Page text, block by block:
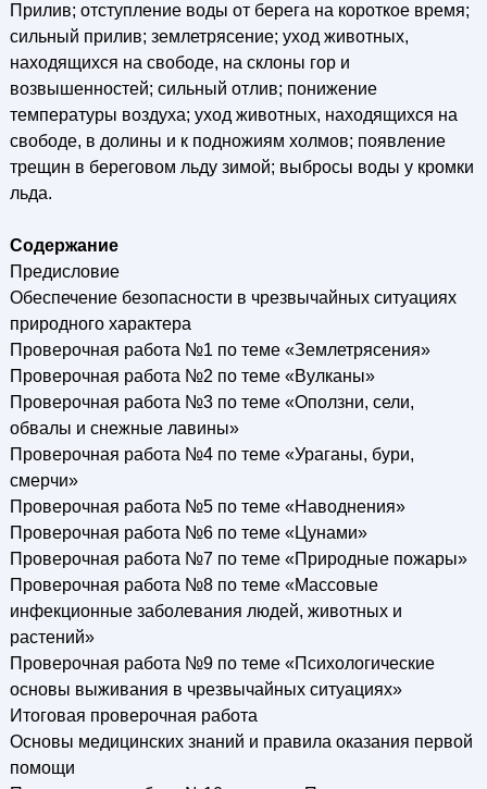
Прилив; отступление воды от берега на короткое время;
сильный прилив; землетрясение; уход животных,
находящихся на свободе, на склоны гор и
возвышенностей; сильный отлив; понижение
температуры воздуха; уход животных, находящихся на
свободе, в долины и к подножиям холмов; появление
трещин в береговом льду зимой; выбросы воды у кромки
льда.
Содержание
Предисловие
Обеспечение безопасности в чрезвычайных ситуациях
природного характера
Проверочная работа №1 по теме «Землетрясения»
Проверочная работа №2 по теме «Вулканы»
Проверочная работа №3 по теме «Оползни, сели,
обвалы и снежные лавины»
Проверочная работа №4 по теме «Ураганы, бури,
смерчи»
Проверочная работа №5 по теме «Наводнения»
Проверочная работа №6 по теме «Цунами»
Проверочная работа №7 по теме «Природные пожары»
Проверочная работа №8 по теме «Массовые
инфекционные заболевания людей, животных и
растений»
Проверочная работа №9 по теме «Психологические
основы выживания в чрезвычайных ситуациях»
Итоговая проверочная работа
Основы медицинских знаний и правила оказания первой
помощи